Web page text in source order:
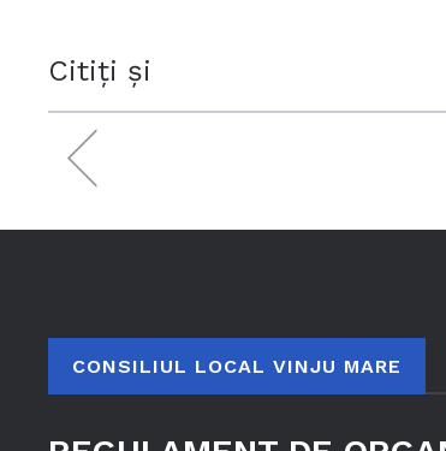
Citiți și
CONSILIUL LOCAL VINJU MARE